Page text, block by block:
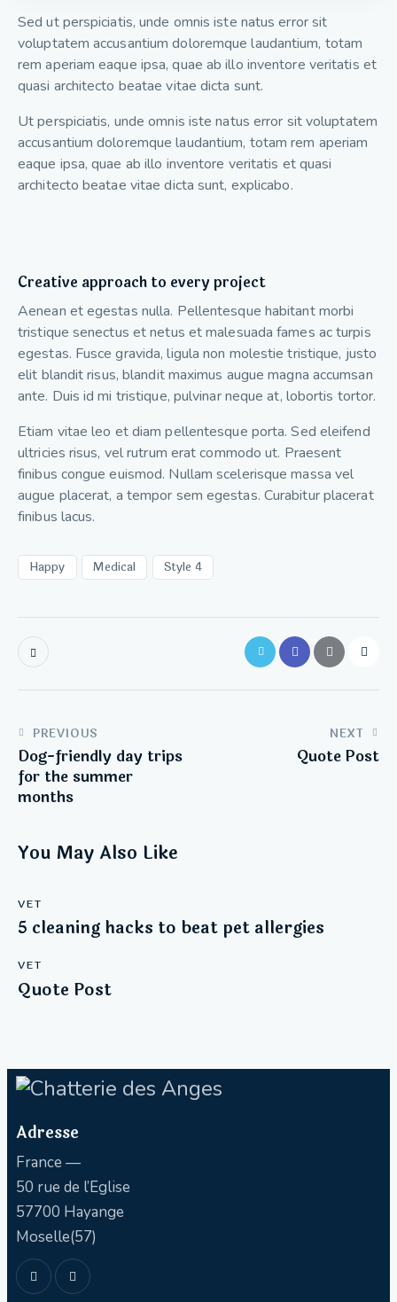
Sed ut perspiciatis, unde omnis iste natus error sit
voluptatem accusantium doloremque laudantium, totam
rem aperiam eaque ipsa, quae ab illo inventore veritatis et
quasi architecto beatae vitae dicta sunt.
Ut perspiciatis, unde omnis iste natus error sit voluptatem
accusantium doloremque laudantium, totam rem aperiam
eaque ipsa, quae ab illo inventore veritatis et quasi
architecto beatae vitae dicta sunt, explicabo.
Creative approach to every project
Aenean et egestas nulla. Pellentesque habitant morbi
tristique senectus et netus et malesuada fames ac turpis
egestas. Fusce gravida, ligula non molestie tristique, justo
elit blandit risus, blandit maximus augue magna accumsan
ante. Duis id mi tristique, pulvinar neque at, lobortis tortor.
Etiam vitae leo et diam pellentesque porta. Sed eleifend
ultricies risus, vel rutrum erat commodo ut. Praesent
finibus congue euismod. Nullam scelerisque massa vel
augue placerat, a tempor sem egestas. Curabitur placerat
finibus lacus.
Happy Medical Style 4
PREVIOUS
Dog-friendly day trips
for the summer
months
NEXT
Quote Post
You May Also Like
VET
5 cleaning hacks to beat pet allergies
VET
Quote Post
Adresse
France —
50 rue de l’Eglise
57700 Hayange
Moselle(57)